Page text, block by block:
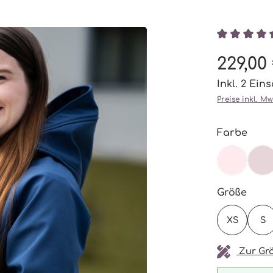
Inkl. 2
Preise inkl.
Farbe
(DIESE
Größe
XS S
Zur